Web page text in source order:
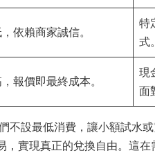
依賴商家誠信。
特
式。
報價即最終成本。
現
面
不設最低消費，讓小額試水
實現真正的兌換自由。這